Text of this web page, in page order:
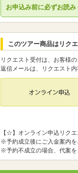
お申込み前に必ずお読み
このツアー商品はリク
リクエスト受付は、お客様の
返信メールは、リクエスト内
【☆】オンライン申込リク
※予約成立後にご入金案内を
※予約不成立の場合、代案を